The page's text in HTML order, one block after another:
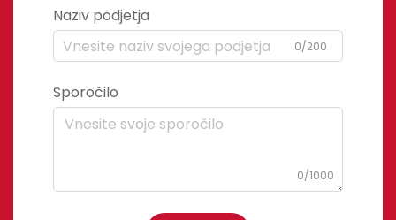
Naziv podjetja
0/200
Sporočilo
0/1000